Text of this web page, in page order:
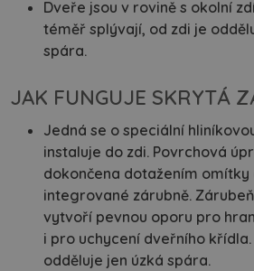
Dveře jsou v rovině s okolní
téměř splývají, od zdi je
spára.
JAK FUNGUJE SKRYTÁ
Jedná se o speciální
instaluje do zdi. Povrchová
dokončena dotažením omítky
integrované zárubně.
vytvoří pevnou oporu pro
i pro uchycení dveřního
odděluje jen úzká spára.